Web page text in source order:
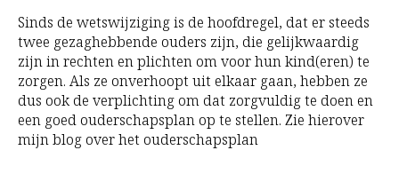
Sinds de wetswijziging is de hoofdregel, dat er steeds
twee gezaghebbende ouders zijn, die gelijkwaardig
zijn in rechten en plichten om voor hun kind(eren) te
zorgen. Als ze onverhoopt uit elkaar gaan, hebben ze
dus ook de verplichting om dat zorgvuldig te doen en
een goed ouderschapsplan op te stellen. Zie hierover
mijn blog over het ouderschapsplan